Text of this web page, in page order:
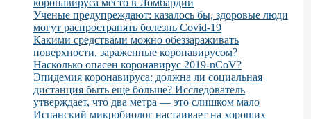
Ученые предупреждают: казалось бы, здоровые люди
могут распространять болезнь Covid-19
Какими средствами можно обеззараживать
поверхности, зараженные коронавирусом?
Насколько опасен коронавирус 2019-nCoV?
Эпидемия коронавируса: должна ли социальная
дистанция быть еще больше? Исследователь
утверждает, что два метра — это слишком мало
Испанский микробиолог настаивает на хороших